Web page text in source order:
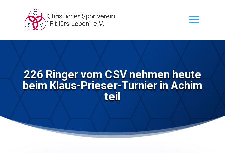
226 Ringer vom CSV nehmen heute
beim Klaus-Prieser-Turnier in Achim
teil